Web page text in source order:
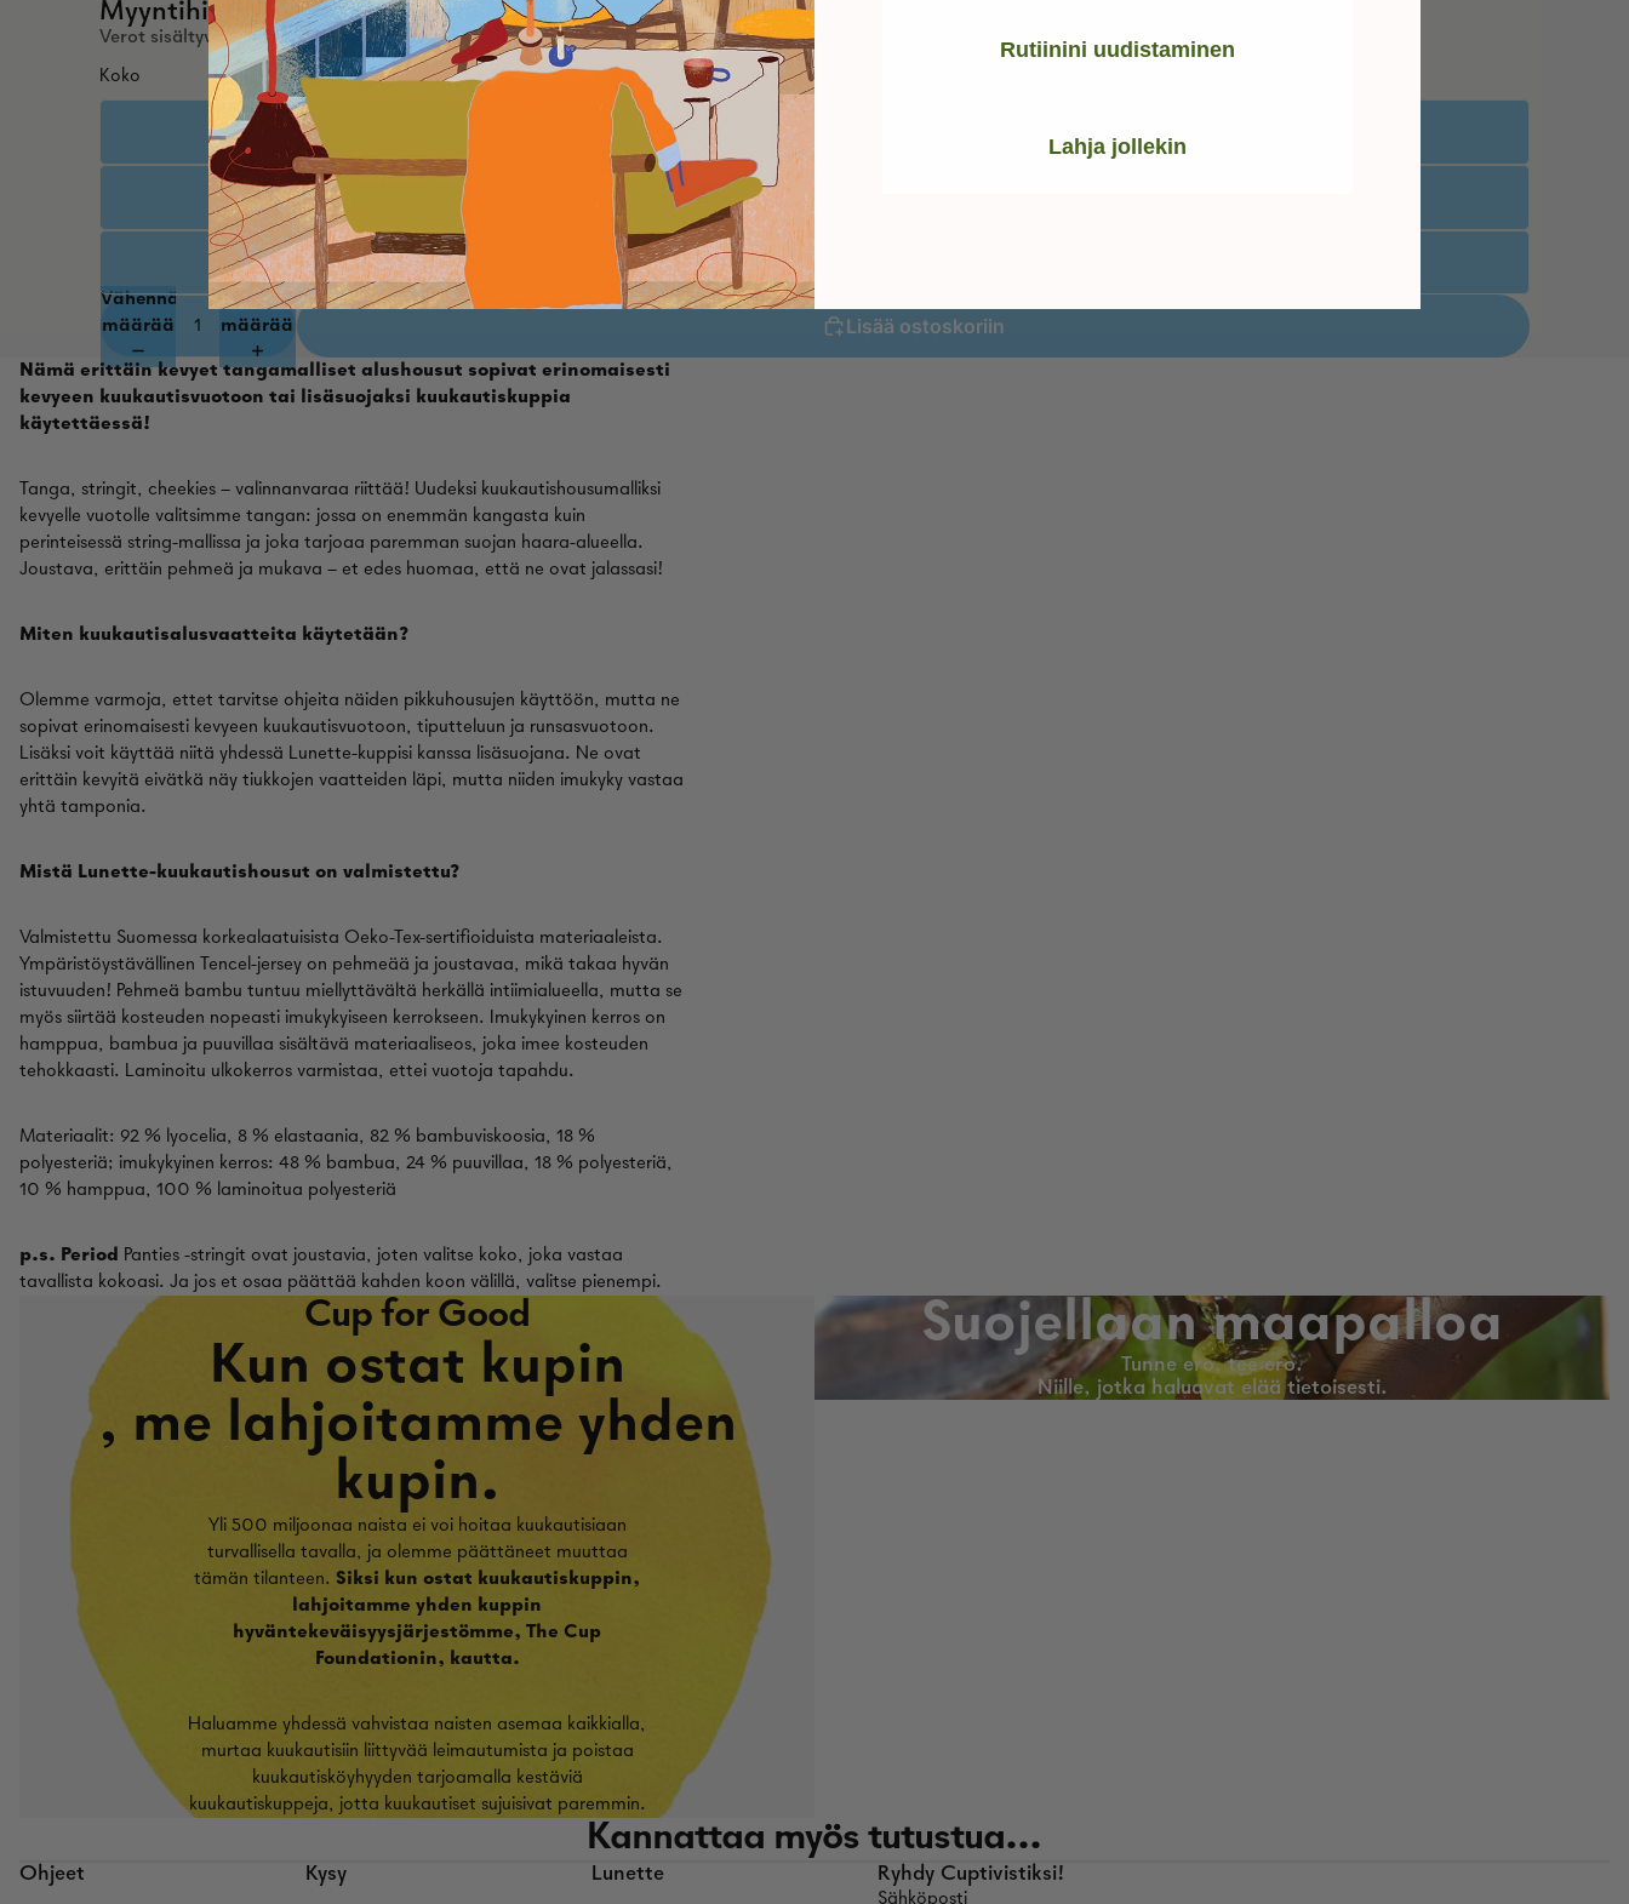
Myyntihinta 19,90 € Normaalihinta 29,90 €
Verot sisältyvät hintaan. Toimituskulut lasketaan kassalla.
Koko
L
XL
Vähennä
määrää
Lisää
määrää
Lisää ostoskoriin
Nämä erittäin kevyet tangamalliset alushousut sopivat erinomaisesti
kevyeen kuukautisvuotoon tai lisäsuojaksi kuukautiskuppia
käytettäessä!
Tanga, stringit, cheekies – valinnanvaraa riittää! Uudeksi kuukautishousumalliksi
kevyelle vuotolle valitsimme tangan: jossa on enemmän kangasta kuin
perinteisessä string-mallissa ja joka tarjoaa paremman suojan haara-alueella.
Joustava, erittäin pehmeä ja mukava – et edes huomaa, että ne ovat jalassasi!
Miten kuukautisalusvaatteita käytetään?
Olemme varmoja, ettet tarvitse ohjeita näiden pikkuhousujen käyttöön, mutta ne
sopivat erinomaisesti kevyeen kuukautisvuotoon, tiputteluun ja runsasvuotoon.
Lisäksi voit käyttää niitä yhdessä Lunette-kuppisi kanssa lisäsuojana. Ne ovat
erittäin kevyitä eivätkä näy tiukkojen vaatteiden läpi, mutta niiden imukyky vastaa
yhtä tamponia.
Mistä Lunette-kuukautishousut on valmistettu?
Valmistettu Suomessa korkealaatuisista Oeko-Tex-sertifioiduista materiaaleista.
Ympäristöystävällinen Tencel-jersey on pehmeää ja joustavaa, mikä takaa hyvän
istuvuuden! Pehmeä bambu tuntuu miellyttävältä herkällä intiimialueella, mutta se
myös siirtää kosteuden nopeasti imukykyiseen kerrokseen. Imukykyinen kerros on
hamppua, bambua ja puuvillaa sisältävä materiaaliseos, joka imee kosteuden
tehokkaasti. Laminoitu ulkokerros varmistaa, ettei vuotoja tapahdu.
Materiaalit: 92 % lyocelia, 8 % elastaania, 82 % bambuviskoosia, 18 %
polyesteriä; imukykyinen kerros: 48 % bambua, 24 % puuvillaa, 18 % polyesteriä,
10 % hamppua, 100 % laminoitua polyesteriä
p.s. Period Panties -stringit ovat joustavia, joten valitse koko, joka vastaa
tavallista kokoasi. Ja jos et osaa päättää kahden koon välillä, valitse pienempi.
Cup for Good
Kun ostat kupin
, me lahjoitamme yhden
kupin.
Yli 500 miljoonaa naista ei voi hoitaa kuukautisiaan
turvallisella tavalla, ja olemme päättäneet muuttaa
tämän tilanteen. Siksi kun ostat kuukautiskuppin,
lahjoitamme yhden kuppin
hyväntekeväisyysjärjestömme, The Cup
Foundationin, kautta.
Haluamme yhdessä vahvistaa naisten asemaa kaikkialla,
murtaa kuukautisiin liittyvää leimautumista ja poistaa
kuukautisköyhyyden tarjoamalla kestäviä
kuukautiskuppeja, jotta kuukautiset sujuisivat paremmin.
Suojellaan maapalloa
Tunne ero, tee ero.
Niille, jotka haluavat elää tietoisesti.
Kannattaa myös tutustua...
Ohjeet Kysy Lunette Ryhdy Cuptivistiksi!
Sähköposti
Rutiinini uudistaminen
Lahja jollekin